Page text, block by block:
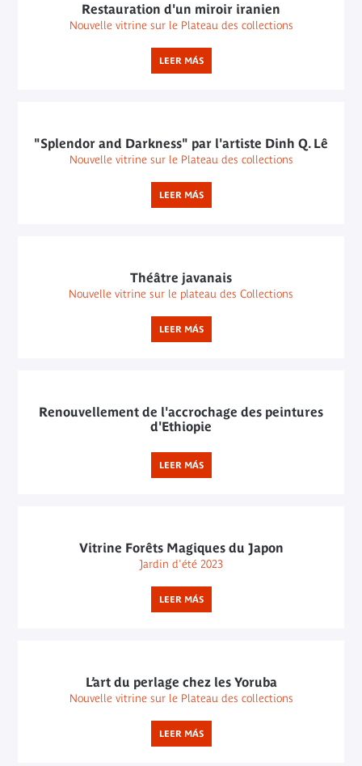
Restauration d'un miroir iranien
Nouvelle vitrine sur le Plateau des collections
LEER MÁS
"Splendor and Darkness" par l'artiste Dinh Q. Lê
Nouvelle vitrine sur le Plateau des collections
LEER MÁS
Théâtre javanais
Nouvelle vitrine sur le plateau des Collections
LEER MÁS
Renouvellement de l'accrochage des peintures
d'Ethiopie
LEER MÁS
Vitrine Forêts Magiques du Japon
Jardin d'été 2023
LEER MÁS
L’art du perlage chez les Yoruba
Nouvelle vitrine sur le Plateau des collections
LEER MÁS